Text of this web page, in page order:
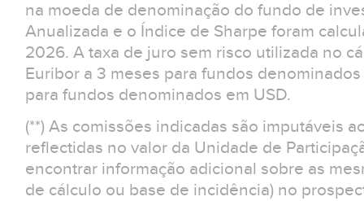
na moeda de denominação do fundo de
Anualizada e o Índice de Sharpe foram
2026. A taxa de juro sem risco utilizada no
Euribor a 3 meses para fundos
para fundos denominados em USD.
(**) As comissões indicadas são imputáveis
reflectidas no valor da Unidade de
encontrar informação adicional sobre as
de cálculo ou base de incidência) no